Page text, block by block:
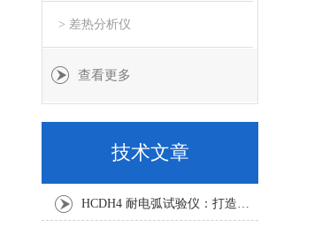
> 差热分析仪
查看更多
技术文章
HCDH4 耐电弧试验仪：打造稳定可靠的绝缘电弧测试平台